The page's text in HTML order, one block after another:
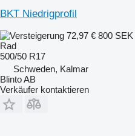
BKT Niedrigprofil
72,97 € 800 SEK
Rad
500/50 R17
Schweden, Kalmar
Blinto AB
Verkäufer kontaktieren